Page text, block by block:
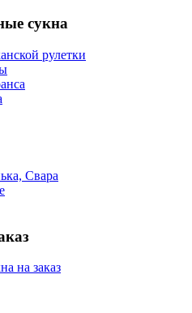
сукна
рулетки
Свара
на заказ